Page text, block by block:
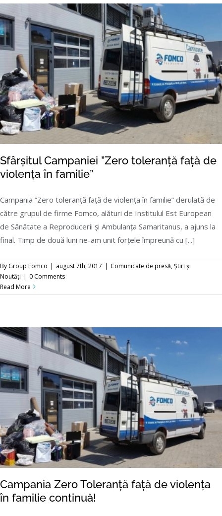
Sfârșitul Campaniei ”Zero toleranță față de
violența în familie”
Sfârșitul Campaniei ”Zero toleranță față de
violența în familie”
Campania ”Zero toleranță față de violența în familie” derulată de
către grupul de firme Fomco, alături de Institulul Est European
de Sănătate a Reproducerii și Ambulanța Samaritanus, a ajuns la
final. Timp de două luni ne-am unit forțele împreună cu [...]
By Group Fomco | august 7th, 2017 | Comunicate de presă,Știri și
Noutăți | 0 Comments
Read More
Campania Zero Toleranță față de violența
în familie continuă!